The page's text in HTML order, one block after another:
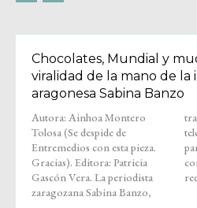
Chocolates, Mundial y
viralidad de la mano de
aragonesa Sabina Banzo
Autora: Ainhoa Montero
Tolosa (Se despide de
Entremedios con esta pieza.
Gracias). Editora: Patricia
Gascón Vera. La periodista
zaragozana Sabina Banzo,
tras años como reportera de
televisión y locutora de spots
para grandes marcas,
comenzó su andadura en